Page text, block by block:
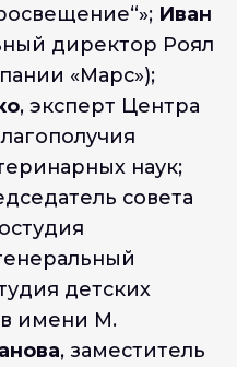
Иван
директор Роял
«Марс»);
, эксперт Центра
наук;
совета
детских
имени М.
, заместитель